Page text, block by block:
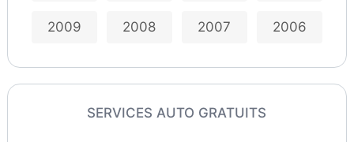
2009 2008 2007 2006
SERVICES AUTO GRATUITS